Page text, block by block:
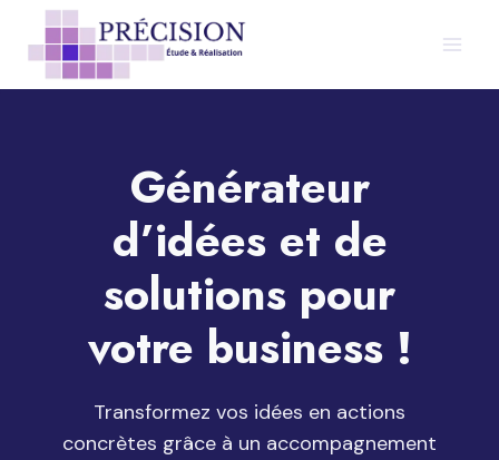
contenu
Générateur
d’idées et de
solutions pour
votre business !
Transformez vos idées en actions
concrètes grâce à un accompagnement